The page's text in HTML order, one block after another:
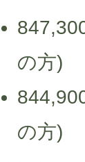
の方)
の方)